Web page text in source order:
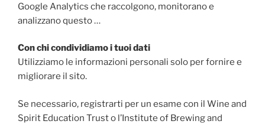
Google Analytics che raccolgono, monitorano e
analizzano questo …
Con chi condividiamo i tuoi dati
Utilizziamo le informazioni personali solo per fornire e
migliorare il sito.
Se necessario, registrarti per un esame con il Wine and
Spirit Education Trust o l’Institute of Brewing and